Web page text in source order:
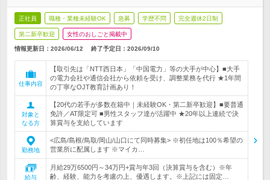
正社員 職種・業種未経験OK 急募 学歴不問 完全週休2日制
第二新卒歓迎 女性のおしごと掲載中
情報更新日：2026/06/12 終了予定日： 2026/09/10
仕事内容
【取引先は「NTT西日本」「中国電力」等の大手が中心】■大手
の電力会社や通信会社から依頼を受け、調整業務を代行 ★1年間
の丁寧なOJT教育計画あり！
対象と
なる方
【20代の若手が多数在籍中｜未経験OK・第二新卒歓迎】■要普通
免許／AT限定可 ■男性スタッフ達が活躍中 ★20年以上連続で決
算賞与を支給しています
勤務地
<広島/島根/鳥取/岡山/山口にて同時募集> ※初任地は100％希望の
営業所に配属します ※マイカ…
給与
月給29万6500円～34万円+賞与年3回（決算賞与を含む）※年
齢、経験、能力を考慮の上、優遇します。※上記には固定…